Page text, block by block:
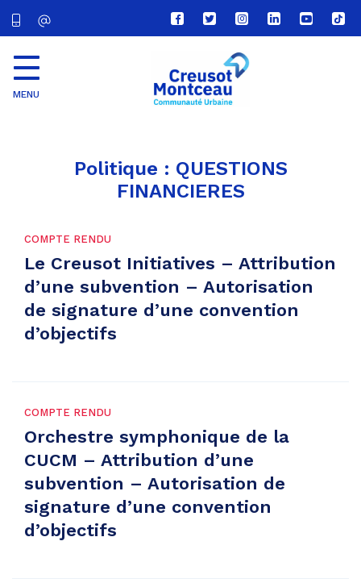
Lien
vers
compte
Facebook
Lien
vers
compte
Twitter
Lien
vers
le
compte
Lien
vers
Lien
vers
Lien
vers
MENU
Politique : QUESTIONS
FINANCIERES
COMPTE RENDU
Le Creusot Initiatives – Attribution
d’une subvention – Autorisation
de signature d’une convention
d’objectifs
COMPTE RENDU
Orchestre symphonique de la
CUCM – Attribution d’une
subvention – Autorisation de
signature d’une convention
d’objectifs